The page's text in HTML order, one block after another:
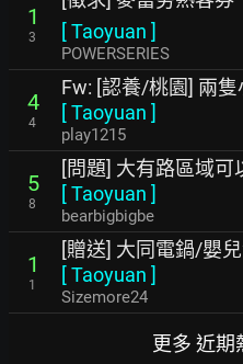
1
3 [Taoyuan ]
POWERSERIES
4
4
Fw: [認養/桃園] 兩
[Taoyuan ]
play1215
5
8
[問題] 大有路區域可
[Taoyuan ]
bearbigbigbe
1
1
[贈送] 大同電鍋/嬰
[Taoyuan ]
Sizemore24
更多 近期